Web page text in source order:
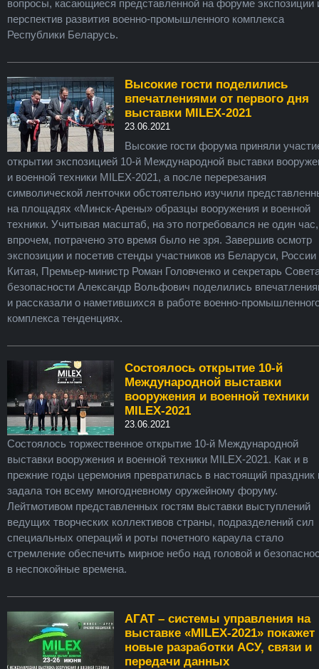
вопросы, касающиеся представленной на форуме экспозиции
перспектив развития военно-промышленного комплекса
Республики Беларусь.
Высокие гости поделились
впечатлениями от первого дня
выставки MILEX-2021
23.06.2021
Высокие гости форума приняли
открытии экспозицией 10-й Международной выставки
и военной техники MILEX-2021, а после перерезания
символической ленточки обстоятельно изучили
на площадях «Минск-Арены» образцы вооружения и военной
техники. Учитывая масштаб, на это потребовался не один час,
впрочем, потрачено это время было не зря. Завершив осмотр
экспозиции и посетив стенды участников из Беларуси, России
Китая, Премьер-министр Роман Головченко и секретарь
безопасности Александр Вольфович поделились
и рассказали о наметившихся в работе военно-
комплекса тенденциях.
Состоялось открытие 10-й
Международной выставки
вооружения и военной техники
MILEX-2021
23.06.2021
Состоялось торжественное открытие 10-й Международной
выставки вооружения и военной техники MILEX-2021. Как и в
прежние годы церемония превратилась в настоящий праздник
задала тон всему многодневному оружейному форуму.
Лейтмотивом представленных гостям выставки выступлений
ведущих творческих коллективов страны, подразделений сил
специальных операций и роты почетного караула стало
стремление обеспечить мирное небо над головой и
в неспокойные времена.
АГАТ – системы управления на
выставке «MILEX-2021» покажет
новые разработки АСУ, связи и
передачи данных